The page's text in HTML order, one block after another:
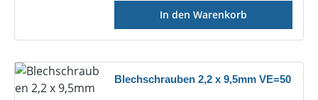
In den Warenkorb
Blechschrauben 2,2 x 9,5mm VE=50